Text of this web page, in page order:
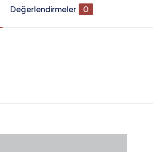
Değerlendirmeler 0